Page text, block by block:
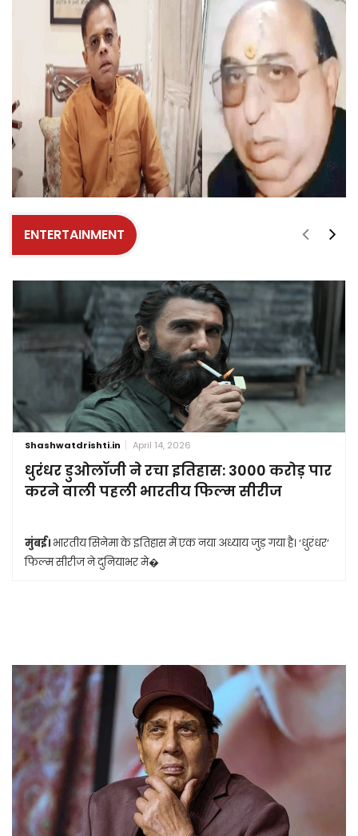
ENTERTAINMENT
Shashwatdrishti.in April 14, 2026
धुरंधर डुओलॉजी ने रचा इतिहास: 3000 करोड़ पार
करने वाली पहली भारतीय फिल्म सीरीज
मुंबई। भारतीय सिनेमा के इतिहास में एक नया अध्याय जुड़ गया है। ‘धुरंधर’
फिल्म सीरीज ने दुनियाभर मे�